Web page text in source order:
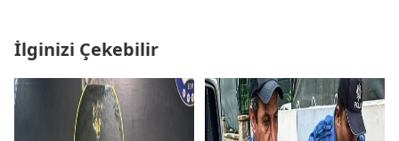
İlginizi Çekebilir